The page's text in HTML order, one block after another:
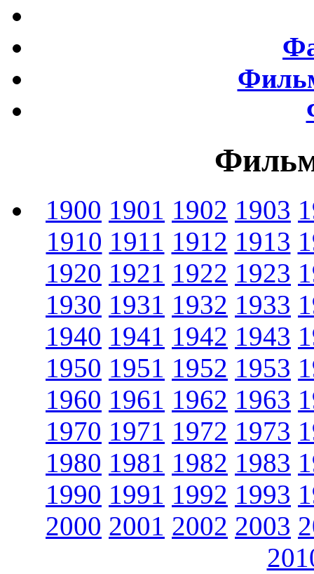
1900 1901 1902 1903
1910 1911 1912 1913
1920 1921 1922 1923
1930 1931 1932 1933
1940 1941 1942 1943
1950 1951 1952 1953
1960 1961 1962 1963
1970 1971 1972 1973
1980 1981 1982 1983
1990 1991 1992 1993
2000 2001 2002 2003